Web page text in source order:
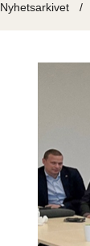
Nyhetsarkivet